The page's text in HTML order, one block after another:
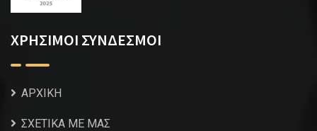
ΧΡΗΣΙΜΟΙ ΣΥΝΔΕΣΜΟΙ
ΑΡΧΙΚΗ
ΣΧΕΤΙΚΑ ΜΕ ΜΑΣ